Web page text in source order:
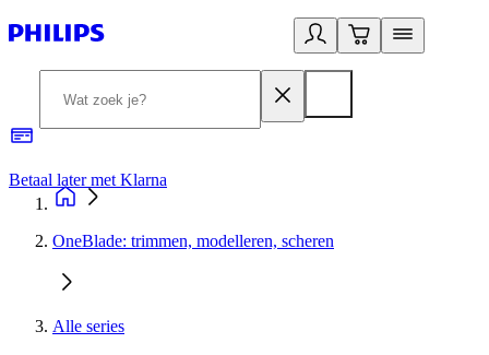
Betaal later met Klarna
OneBlade: trimmen, modelleren, scheren
Alle series